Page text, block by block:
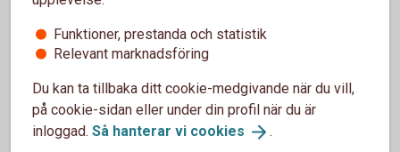
Pris för appen
Årsavgift
Funktioner, prestanda och statistik
Relevant marknadsföring
Du kan ta tillbaka ditt cookie-medgivande när du vill,
på cookie-sidan eller under din profil när du är
inloggad. Så hanterar vi cookies .